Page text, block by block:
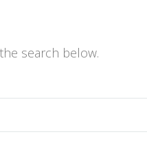
search below.